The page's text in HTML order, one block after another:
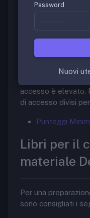
Scuole di
Punteggi
La scuola di
accesso è elevato.
di accesso divisi
Punteggi
Libri per il
materiale
Per una
sono consigliati i
Password
Nuovi